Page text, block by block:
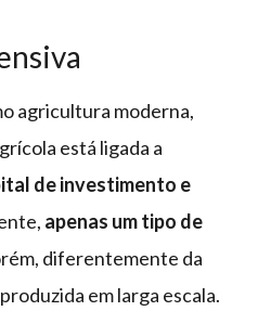
agricultura moderna,
está ligada a
de investimento e
apenas um tipo de
diferentemente da
em larga escala.